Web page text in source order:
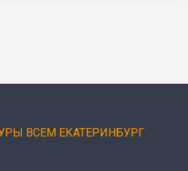
ВСЕМ ЕКАТЕРИНБУРГ